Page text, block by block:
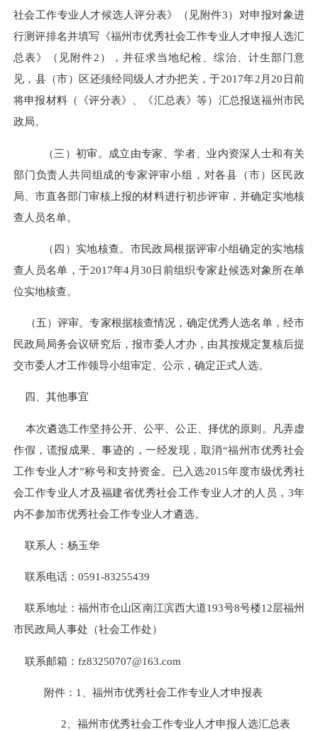
社会工作专业人才候选人评分表》（见附件3）对申报对象进
行测评排名并填写《福州市优秀社会工作专业人才申报人选汇
总表》（见附件2 ），并征求当地纪检、综治、计生部门意
见，县（市）区还须经同级人才办把关，于2017年2月20 日前
将申报材料（《评分表》、《汇总表》等）汇总报送福州市民
政局。
（三）初审。
成立由专家、学者、业内资深人士和有关
部门负责人共同组成的专家评审小组，对各县（市）区民政
局、市直各部门审核上报的材料进行初步评审，并确定实地核
查人员名单。
（四）实地核查。 市民政局根据评审小组确定的实地核
查人员名单，于2017年4 月30日前组织专家赴候选对象所在单
位实地核查。
（五）评审。专家根据核查情况，确定优秀人选名单，经市
民政局局务会议研究后，报市委人才办，由其按规定复核后提
交市委人才工作领导小组审定、公示，确定正式人选。
四、其他事宜
本次遴选工作坚持公开、公平、公正、择优的原则。凡弄虚
作假，谎报成果、事迹的，一经发现，取消“福州市优秀社会
工作专业人才”称号和支持资金。已入选2015年度市级优秀社
会工作专业人才及福建省优秀社会工作专业人才的人员， 3年
内不参加市优秀社会工作专业人才遴选。
联系人：杨玉华
联系电话： 0591-83255439
联系地址：福州市仓山区南江滨西大道193号8号楼12层福州
市民政局人事处（社会工作处）
联系邮箱： fz83250707@163.com
附件： 1 、福州市优秀社会工作专业人才申报表
2 、福州市优秀社会工作专业人才申报人选汇总表